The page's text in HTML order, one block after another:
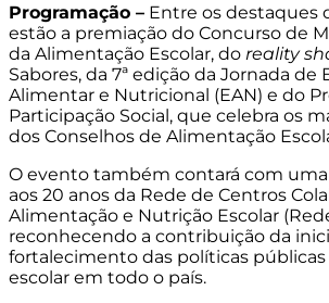
Programação – Entre os destaques
estão a premiação do Concurso de
da Alimentação Escolar, do reality
Sabores, da 7ª edição da Jornada de
Alimentar e Nutricional (EAN) e do
Participação Social, que celebra os
dos Conselhos de Alimentação
O evento também contará com
aos 20 anos da Rede de Centros
Alimentação e Nutrição Escolar
reconhecendo a contribuição da
fortalecimento das políticas
escolar em todo o país.